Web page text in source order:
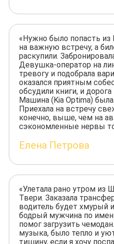
«Нужно было попасть из
на важную встречу, а
раскупили.
Девушка-оператор на
тревогу и подобрала
оказался приятным
обсудили книги, и
Машина (Kia Optima)
Приехала на встречу
конечно, выше, чем на
сэкономленные нервы
Елена Петрова
«Улетала рано утром
Твери. Заказала
водитель будет хмурый
бодрый мужчина по
помог загрузить
музыка, было тепло и
тишину, если я хочу